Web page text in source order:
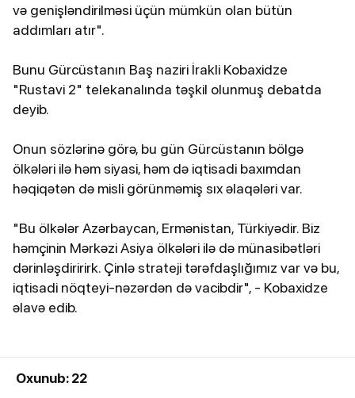
və genişləndirilməsi üçün mümkün olan bütün
addımları atır".
Bunu Gürcüstanın Baş naziri İrakli Kobaxidze
"Rustavi 2" telekanalında təşkil olunmuş debatda
deyib.
Onun sözlərinə görə, bu gün Gürcüstanın bölgə
ölkələri ilə həm siyasi, həm də iqtisadi baxımdan
həqiqətən də misli görünməmiş sıx əlaqələri var.
"Bu ölkələr Azərbaycan, Ermənistan, Türkiyədir. Biz
həmçinin Mərkəzi Asiya ölkələri ilə də münasibətləri
dərinləşdiririrk. Çinlə strateji tərəfdaşlığımız var və bu,
iqtisadi nöqteyi-nəzərdən də vacibdir", - Kobaxidze
əlavə edib.
Oxunub: 22